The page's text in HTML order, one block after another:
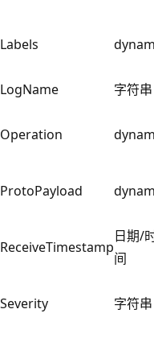
Labels
LogName
字符串
Operation
ProtoPayload
ReceiveTimestamp
日期/
间
Severity 字符串